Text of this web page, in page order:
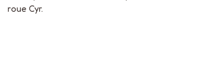
roue Cyr.